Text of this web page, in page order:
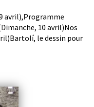
avril),Programme
Dimanche, 10 avril)Nos
)Bartolí, le dessin pour